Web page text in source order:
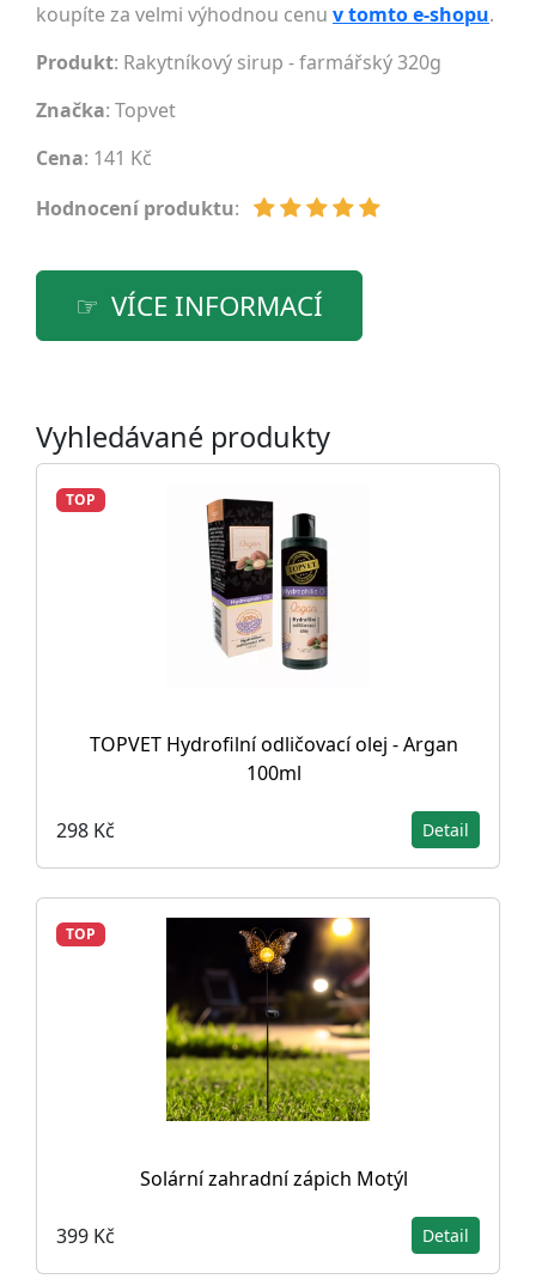
koupíte za velmi výhodnou cenu v tomto e-shopu.
Produkt: Rakytníkový sirup - farmářský 320g
Značka: Topvet
Cena: 141 Kč
Hodnocení produktu:
VÍCE INFORMACÍ
Vyhledávané produkty
TOP
TOPVET Hydrofilní odličovací olej - Argan
100ml
298 Kč Detail
TOP
Solární zahradní zápich Motýl
399 Kč Detail